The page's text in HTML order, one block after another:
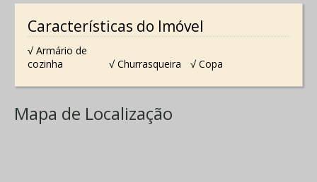
Características do Imóvel
√ Armário de
cozinha
√ Churrasqueira √ Copa
Mapa de Localização